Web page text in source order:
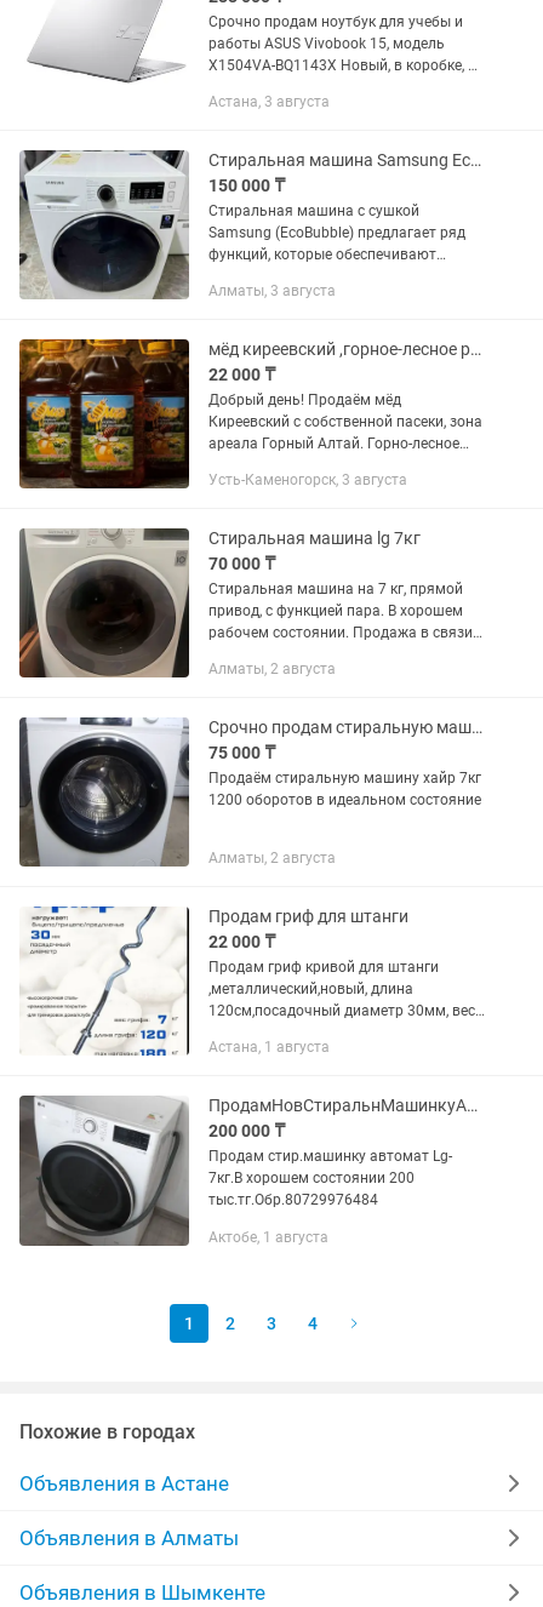
Срочно продам ноутбук для учебы и
работы ASUS Vivobook 15, модель
X1504VA-BQ1143X Новый, в коробке, не
Установлена Операционная система -
Астана, 3 августа
Стиральная машина Samsung EcoBubble 7кг с сушкой на 5кг
150 000 ₸
Стиральная машина с сушкой
Samsung (EcoBubble) предлагает ряд
функций, которые обеспечивают
производительность при стирке и
Интенсивное...
Алматы, 3 августа
мёд киреевский ,горное-лесное разнотравье.
22 000 ₸
Добрый день! Продаём мёд
Киреевский с собственной пасеки, зона
ареала Горный Алтай. Горно-лесное
5л (+-7кг.) - 22000тг. Если вас
Усть-Каменогорск, 3 августа
Стиральная машина lg 7кг
70 000 ₸
Стиральная машина на 7 кг, прямой
привод, с функцией пара. В хорошем
рабочем состоянии. Продажа в связи с
Алматы, 2 августа
Срочно продам стиральную машину хайр
75 000 ₸
Продаём стиральную машину хайр 7кг
1200 оборотов в идеальном состояние
Алматы, 2 августа
Продам гриф для штанги
22 000 ₸
Продам гриф кривой для штанги
,металлический,новый, длина
120см,посадочный диаметр 30мм, вес
Астана, 1 августа
ПродамНовСтиральнМашинкуАвтомат-Lg-7кг
200 000 ₸
Продам стир.машинку автомат Lg-
7кг.В хорошем состоянии 200
тыс.тг.Обр.80729976484
Актобе, 1 августа
1 2 3 4
Похожие в городах
Объявления в Астане
Объявления в Алматы
Объявления в Шымкенте